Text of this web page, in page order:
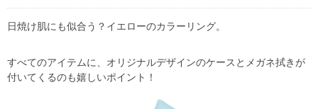
日焼け肌にも似合う？イエローのカラーリング。
すべてのアイテムに、オリジナルデザインのケースとメガネ拭きが
付いてくるのも嬉しいポイント！